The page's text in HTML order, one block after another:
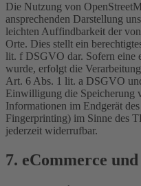
Die Nutzung von
ansprechenden Darstellung
leichten Auffindbarkeit der
Orte. Dies stellt ein
lit. f DSGVO dar. Sofern eine
wurde, erfolgt die
Art. 6 Abs. 1 lit. a DSGVO
Einwilligung die Speicherung
Informationen im Endgerät
Fingerprinting) im Sinne des
jederzeit widerrufbar.
7. eCommerce